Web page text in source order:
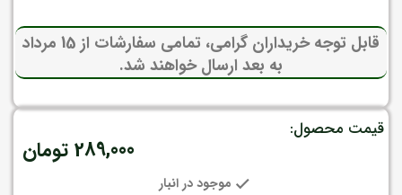
قابل توجه خریداران گرامی، تمامی سفارشات از 15 مرداد
به بعد ارسال خواهند شد.
قیمت محصول:
289,000 تومان
موجود در انبار